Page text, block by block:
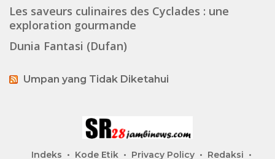
Les saveurs culinaires des Cyclades : une
exploration gourmande
Dunia Fantasi (Dufan)
Umpan yang Tidak Diketahui
Indeks Kode Etik Privacy Policy Redaksi